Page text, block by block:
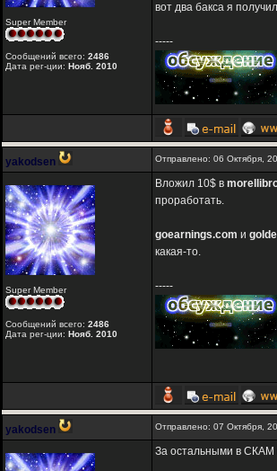
Super Member
Сообщений всего: 2486
Дата рег-ции: Нояб. 2010
вот два бакса я
-----
yakodsen Отправлено: 06 Октября,
Super Member
Сообщений всего: 2486
Дата рег-ции: Нояб. 2010
Вложил 10$ в
проработать.
goearnings.com и
какая-то.
-----
yakodsen Отправлено: 07 Октября,
За остальными в СКАМ